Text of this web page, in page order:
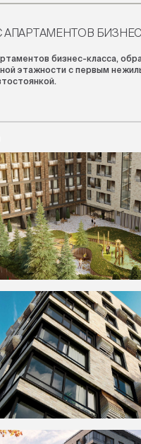
АПАРТАМЕНТОВ
бизнес-класса,
этажности с первым